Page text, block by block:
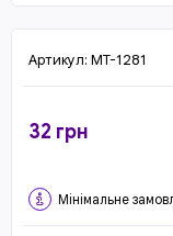
Артикул: MT-1281
32 грн
Мінімальне